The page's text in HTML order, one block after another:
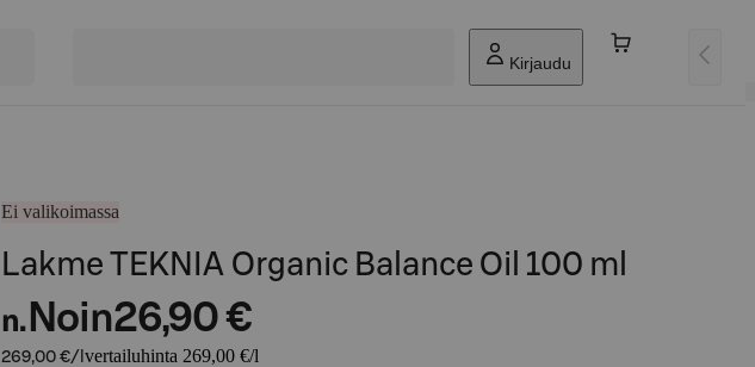
Kirjaudu
Ei valikoimassa
Lakme TEKNIA Organic Balance Oil 100 ml
n. Noin26,90 €
269,00 €/l vertailuhinta 269,00 €/l